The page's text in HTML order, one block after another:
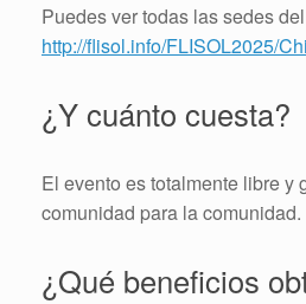
Puedes ver todas las sedes
http://flisol.info/FLISOL2025/
¿Y cuánto cuesta?
El evento es totalmente libre y
comunidad para la comunidad.
¿Qué beneficios